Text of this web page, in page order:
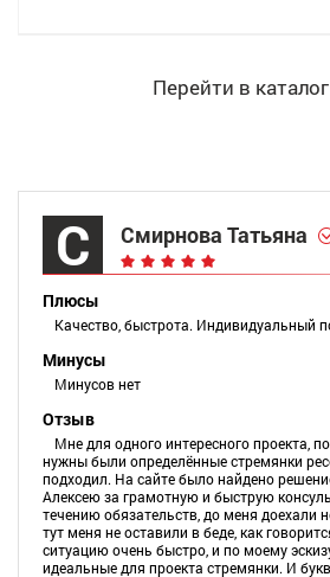
Перейти в
С Смирнова Татьяна
Плюсы
Качество, быстрота. Индивидуальный
Минусы
Минусов нет
Отзыв
Мне для одного интересного проекта,
нужны были определённые стремянки
подходил. На сайте было найдено
Алексею за грамотную и быструю
течению обязательств, до меня доехали
тут меня не оставили в беде, как
ситуацию очень быстро, и по моему
идеальные для проекта стремянки. И